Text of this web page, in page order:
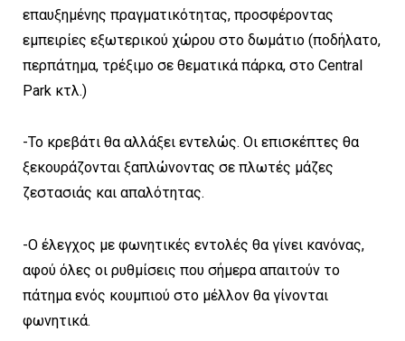
επαυξημένης πραγματικότητας, προσφέροντας
εμπειρίες εξωτερικού χώρου στο δωμάτιο (ποδήλατο,
περπάτημα, τρέξιμο σε θεματικά πάρκα, στο Central
Park κτλ.)
-Το κρεβάτι θα αλλάξει εντελώς. Οι επισκέπτες θα
ξεκουράζονται ξαπλώνοντας σε πλωτές μάζες
ζεστασιάς και απαλότητας.
-Ο έλεγχος με φωνητικές εντολές θα γίνει κανόνας,
αφού όλες οι ρυθμίσεις που σήμερα απαιτούν το
πάτημα ενός κουμπιού στο μέλλον θα γίνονται
φωνητικά.